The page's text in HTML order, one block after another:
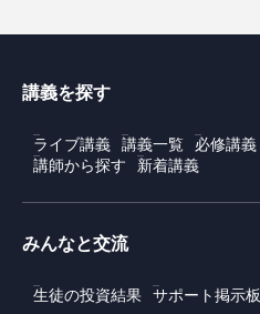
講義を探す
ライブ講義 講義一覧 必修講義
講師から探す
新着講義
みんなと交流
生徒の投資結果 サポート掲示板